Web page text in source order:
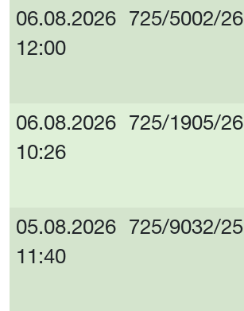
06.08.2026
12:00
725/5002/26
06.08.2026
10:26
725/1905/26
05.08.2026
11:40
725/9032/25